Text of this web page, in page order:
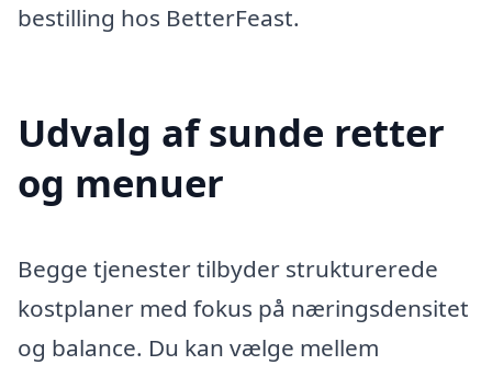
bestilling hos BetterFeast.
Udvalg af sunde retter
og menuer
Begge tjenester tilbyder strukturerede
kostplaner med fokus på næringsdensitet
og balance. Du kan vælge mellem